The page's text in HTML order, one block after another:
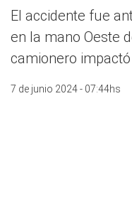
El accidente fue
en la mano Oeste
camionero
7 de junio 2024 - 07:44hs